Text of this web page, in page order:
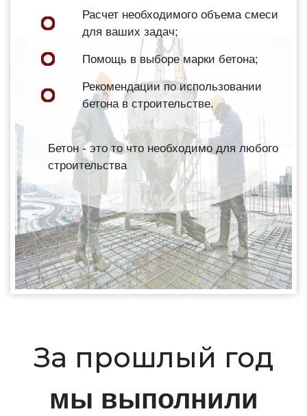
Расчет необходимого объема смеси
для ваших задач;
Помощь в выборе марки бетона;
Рекомендации по использовании
бетона в строительстве.
Бетон - это то что необходимо для любого
строительства
За прошлый год
мы выполнили